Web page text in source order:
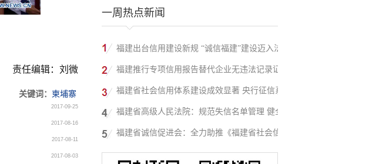
责任编辑：刘微
关键词： 柬埔寨
2017-09-25
2017-08-16
2017-08-11
2017-08-03
国县域发展潜力百强县”
一周热点新闻
福建出台信用建设新规 “诚信福建”建设迈入法
治化新阶段
福建推行专项信用报告替代企业无违法记录证
明改革成效显著
福建省社会信用体系建设成效显著 央行征信系
统赋能实体经济
福建省高级人民法院：规范失信名单管理 健全
信用修复机制
福建省诚信促进会：全力助推《福建省社会信
用条例》落地见效